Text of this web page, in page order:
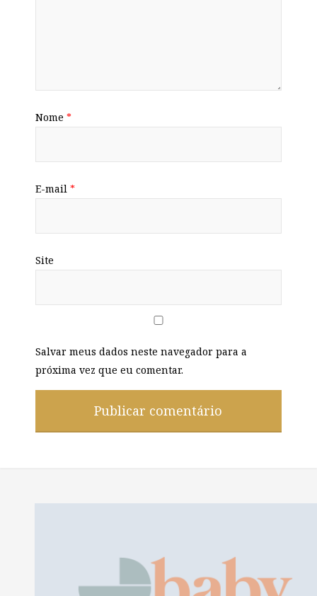
Nome *
E-mail *
Site
Salvar meus dados neste navegador para a
próxima vez que eu comentar.